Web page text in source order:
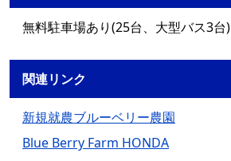
無料駐車場あり(25台、大型バス3台)
関連リンク
新規就農ブルーベリー農園
Blue Berry Farm HONDA